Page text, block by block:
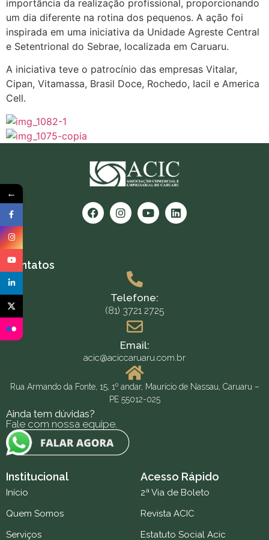
importância da realização profissional, proporcionando
um dia diferente na rotina dos pequenos. A ação foi
inspirada em uma iniciativa da Unidade Agreste Central
e Setentrional do Sebrae, localizada em Caruaru.
A iniciativa teve o patrocínio das empresas Vitalar,
Cipan, Vitamassa, Brasil Doce, Rochedo, Iacil e America
Cell.
Contatos
Telefone:
(81) 3721 2725
Email:
acic@aciccaruaru.com.br
Rua Armando da Fonte, 15, 1º andar, Maurício de Nassau, Caruaru –
PE 55012-025
Ainda tem dúvidas?
Fale com nossa equipe.
Institucional
Início
Quem Somos
Serviços
Acesso Rápido
2ª Via de Boleto
Revista ACIC
Estatuto Social Acic
←